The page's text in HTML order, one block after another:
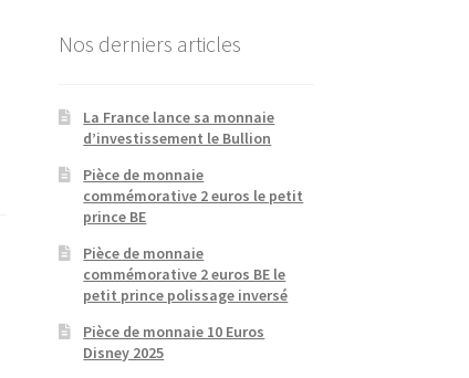
Nos derniers articles
La France lance sa monnaie
d’investissement le Bullion
Pièce de monnaie
commémorative 2 euros le petit
prince BE
Pièce de monnaie
commémorative 2 euros BE le
petit prince polissage inversé
Pièce de monnaie 10 Euros
Disney 2025